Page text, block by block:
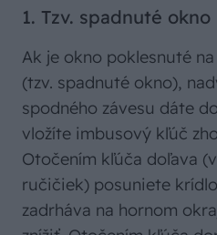
1. Tzv. spadnuté okno
Ak je okno poklesnuté
(tzv. spadnuté okno),
spodného závesu dáte
vložíte imbusový kľúč
Otočením kľúča doľava
ručičiek) posuniete
zadrháva na hornom